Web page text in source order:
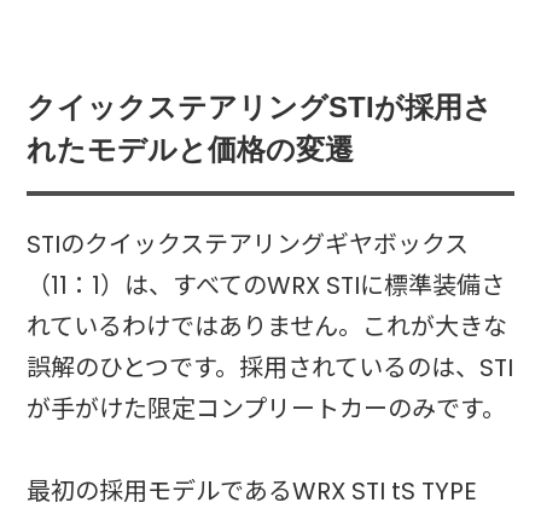
クイックステアリングSTIが採用さ
れたモデルと価格の変遷
STIのクイックステアリングギヤボックス
（11：1）は、すべてのWRX STIに標準装備さ
れているわけではありません。これが大きな
誤解のひとつです。採用されているのは、STI
が手がけた限定コンプリートカーのみです。
最初の採用モデルであるWRX STI tS TYPE